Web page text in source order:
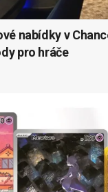
nabídky v
pro hráče